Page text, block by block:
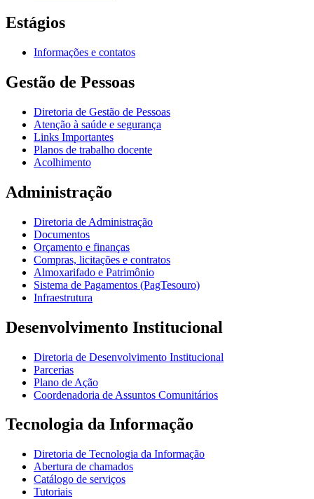
Estágios
Informações e contatos
Gestão de Pessoas
Diretoria de Gestão de Pessoas
Atenção à saúde e segurança
Links Importantes
Planos de trabalho docente
Acolhimento
Administração
Diretoria de Administração
Documentos
Orçamento e finanças
Compras, licitações e contratos
Almoxarifado e Patrimônio
Sistema de Pagamentos (PagTesouro)
Infraestrutura
Desenvolvimento Institucional
Diretoria de Desenvolvimento Institucional
Parcerias
Plano de Ação
Coordenadoria de Assuntos Comunitários
Tecnologia da Informação
Diretoria de Tecnologia da Informação
Abertura de chamados
Catálogo de serviços
Tutoriais